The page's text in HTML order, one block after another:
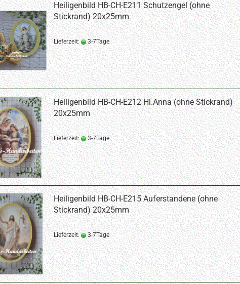
Heiligenbild HB-CH-E211 Schutzengel (ohne
Stickrand) 20x25mm
Lieferzeit: 3-7Tage
Heiligenbild HB-CH-E212 Hl.Anna (ohne Stickrand)
20x25mm
Lieferzeit: 3-7Tage
Heiligenbild HB-CH-E215 Auferstandene (ohne
Stickrand) 20x25mm
Lieferzeit: 3-7Tage